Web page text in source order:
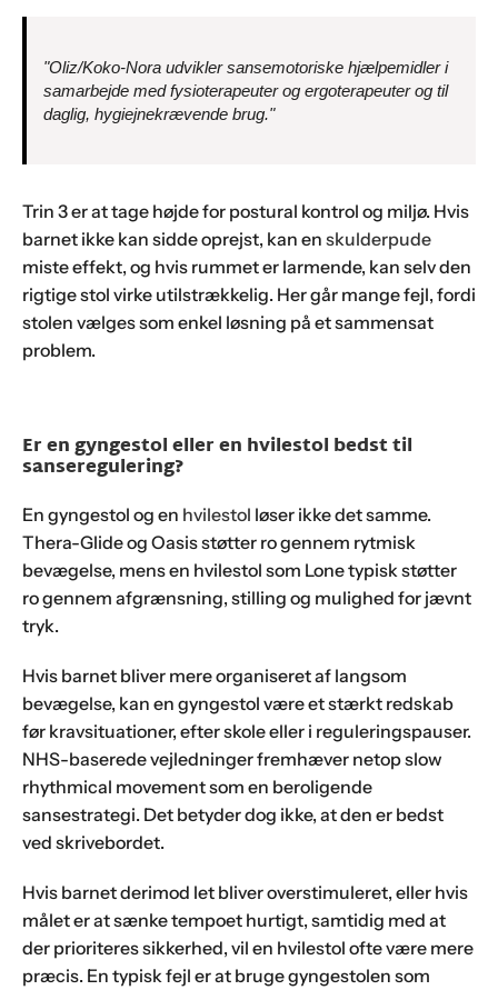
"Oliz/Koko-Nora udvikler sansemotoriske hjælpemidler i
samarbejde med fysioterapeuter og ergoterapeuter og til
daglig, hygiejnekrævende brug."
Trin 3 er at tage højde for postural kontrol og miljø. Hvis
barnet ikke kan sidde oprejst, kan en skulderpude
miste effekt, og hvis rummet er larmende, kan selv den
rigtige stol virke utilstrækkelig. Her går mange fejl, fordi
stolen vælges som enkel løsning på et sammensat
problem.
Er en gyngestol eller en hvilestol bedst til
sanseregulering?
En gyngestol og en hvilestol løser ikke det samme.
Thera-Glide og Oasis støtter ro gennem rytmisk
bevægelse, mens en hvilestol som Lone typisk støtter
ro gennem afgrænsning, stilling og mulighed for jævnt
tryk.
Hvis barnet bliver mere organiseret af langsom
bevægelse, kan en gyngestol være et stærkt redskab
før kravsituationer, efter skole eller i reguleringspauser.
NHS-baserede vejledninger fremhæver netop slow
rhythmical movement som en beroligende
sansestrategi. Det betyder dog ikke, at den er bedst
ved skrivebordet.
Hvis barnet derimod let bliver overstimuleret, eller hvis
målet er at sænke tempoet hurtigt, samtidig med at
der prioriteres sikkerhed, vil en hvilestol ofte være mere
præcis. En typisk fejl er at bruge gyngestolen som